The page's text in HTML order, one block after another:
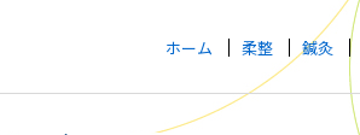
ホーム
柔整 鍼灸